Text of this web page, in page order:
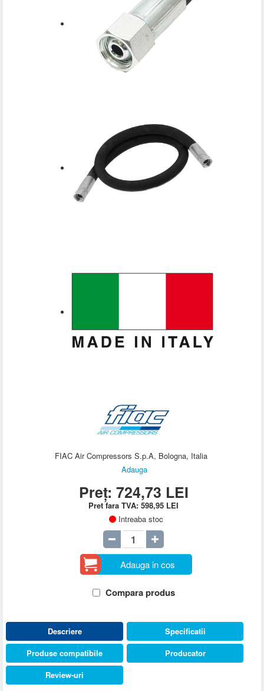
FIAC Air Compressors S.p.A, Bologna, Italia
Adauga
Preț: 724,73 LEI
Pret fara TVA:598,95 LEI
Intreaba stoc
Adauga in cos
Compara produs
Descriere
Specificatii
Produse compatibile
Producator
Review-uri